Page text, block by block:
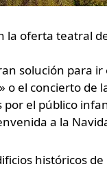
la oferta teatral
solución para
o el concierto
el público
a la
históricos de